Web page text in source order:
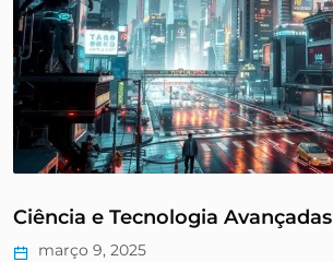
Ciência e Tecnologia Avançadas
março 9, 2025